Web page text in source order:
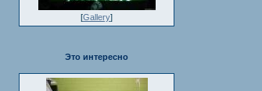
[Gallery]
Это интересно